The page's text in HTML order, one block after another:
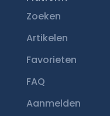
Zoeken
Artikelen
Favorieten
FAQ
Aanmelden